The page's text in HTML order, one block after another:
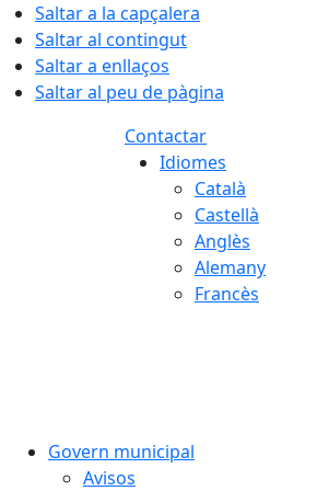
Saltar a la capçalera
Saltar al contingut
Saltar a enllaços
Saltar al peu de pàgina
Contactar
Idiomes
Català
Castellà
Anglès
Alemany
Francès
Govern municipal
Avisos